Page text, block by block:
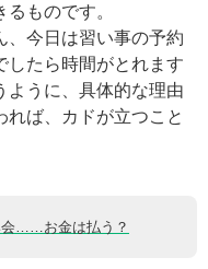
ものです。
、今日は習い事の予約
したら時間がとれます
ように、具体的な理由
れば、カドが立つこと
会……お金は払う？